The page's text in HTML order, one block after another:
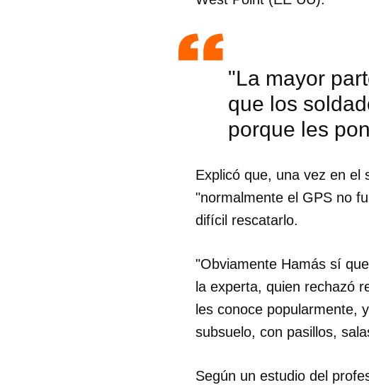
Guardar como
Para poder
cuenta de
"La mayor
que los
porque les
Explicó que, una vez en el
"normalmente el GPS no
difícil rescatarlo.
"Obviamente Hamás sí
la experta, quien rechazó
les conoce popularmente,
subsuelo, con pasillos,
Según un estudio del